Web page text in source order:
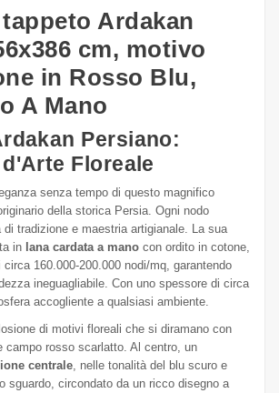
Ardakan
cm, motivo
in Rosso Blu,
A Mano
Persiano:
Floreale
senza tempo di questo magnifico
originario della storica Persia. Ogni nodo
di tradizione e maestria artigianale. La sua
in lana cardata a mano con ordito in cotone,
160.000-200.000 nodi/mq, garantendo
ineguagliabile. Con uno spessore di circa
accogliente a qualsiasi ambiente.
di motivi floreali che si diramano con
campo rosso scarlatto. Al centro, un
centrale , nelle tonalità del blu scuro e
sguardo, circondato da un ricco disegno a